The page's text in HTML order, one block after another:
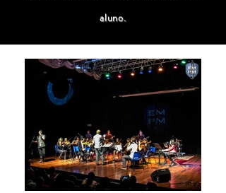
aluno.